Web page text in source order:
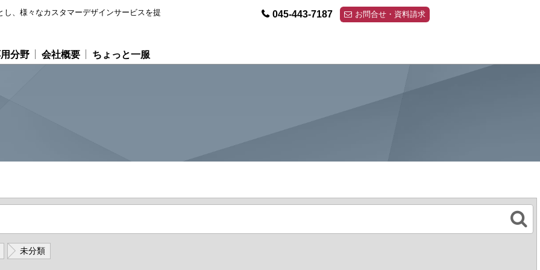
し、様々なカスタマーデザインサービスを提
分野 会社概要 ちょっと一服
045-443-7187 お問合せ・資料請求
未分類